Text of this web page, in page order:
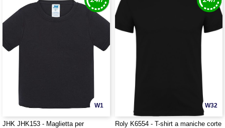
W1
JHK JHK153 - Maglietta per
W32
Roly K6554 - T-shirt a maniche corte